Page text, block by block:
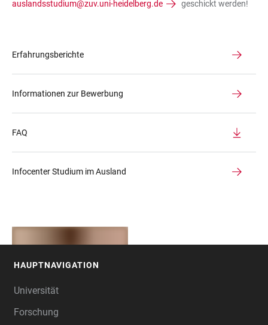
auslandsstudium@zuv.uni-heidelberg.de geschickt werden!
Erfahrungsberichte
Informationen zur Bewerbung
FAQ
Infocenter Studium im Ausland
HAUPTNAVIGATION
Universität
Forschung